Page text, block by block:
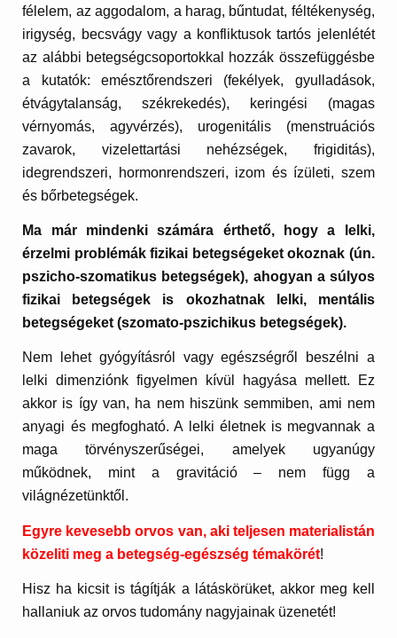
félelem, az aggodalom, a harag, bűntudat, féltékenység,
irigység, becsvágy vagy a konfliktusok tartós jelenlétét
az alábbi betegségcsoportokkal hozzák összefüggésbe
a kutatók: emésztőrendszeri (fekélyek, gyulladások,
étvágytalanság, székrekedés), keringési (magas
vérnyomás, agyvérzés), urogenitális (menstruációs
zavarok, vizelettartási nehézségek, frigiditás),
idegrendszeri, hormonrendszeri, izom és ízületi, szem
és bőrbetegségek.
Ma már mindenki számára érthető, hogy a lelki,
érzelmi problémák fizikai betegségeket okoznak (ún.
pszicho-szomatikus betegségek), ahogyan a súlyos
fizikai betegségek is okozhatnak lelki, mentális
betegségeket (szomato-pszichikus betegségek).
Nem lehet gyógyításról vagy egészségről beszélni a
lelki dimenziónk figyelmen kívül hagyása mellett. Ez
akkor is így van, ha nem hiszünk semmiben, ami nem
anyagi és megfogható. A lelki életnek is megvannak a
maga törvényszerűségei, amelyek ugyanúgy
működnek, mint a gravitáció – nem függ a
világnézetünktől.
Egyre kevesebb orvos van, aki teljesen materialistán
közeliti meg a betegség-egészség témakörét!
Hisz ha kicsit is tágítják a látáskörüket, akkor meg kell
hallaniuk az orvos tudomány nagyjainak üzenetét!